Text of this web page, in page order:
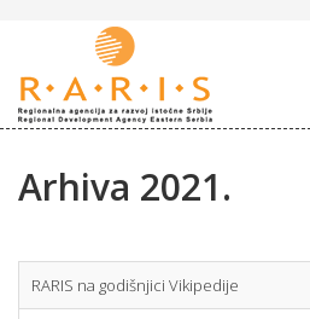
Arhiva 2021.
RARIS na godišnjici Vikipedije